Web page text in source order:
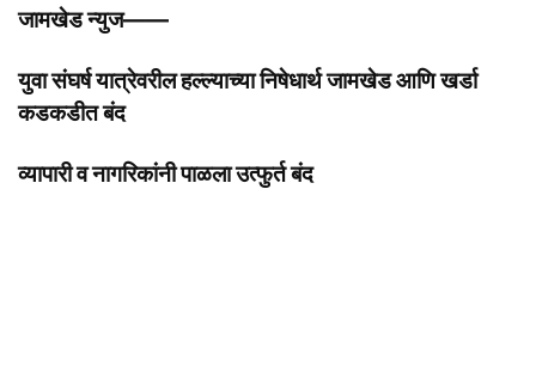
जामखेड न्युज——
युवा संघर्ष यात्रेवरील हल्ल्याच्या निषेधार्थ जामखेड आणि खर्डा
कडकडीत बंद
व्यापारी व नागरिकांनी पाळला उत्फुर्त बंद